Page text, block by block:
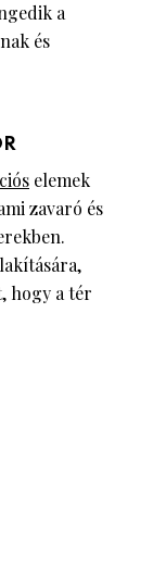
a
és
elemek
zavaró és
hogy a tér